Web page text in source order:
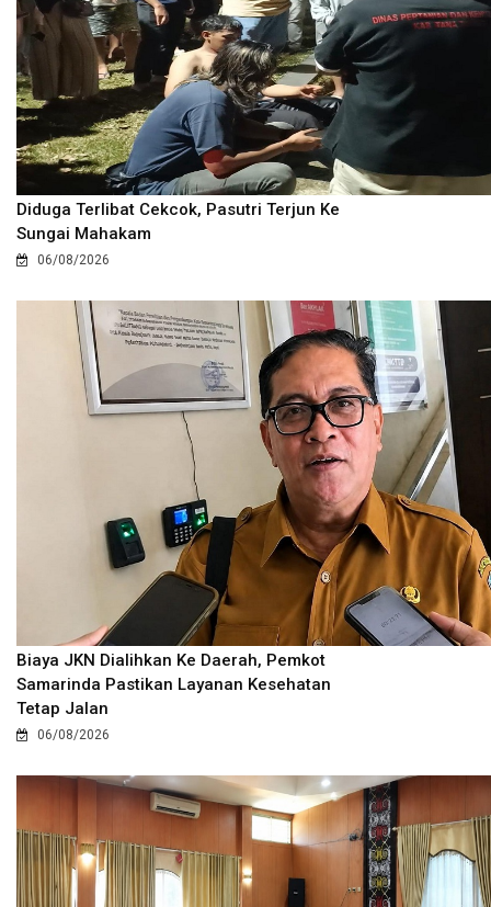
Diduga Terlibat Cekcok, Pasutri Terjun Ke
Sungai Mahakam
06/08/2026
Biaya JKN Dialihkan Ke Daerah, Pemkot
Samarinda Pastikan Layanan Kesehatan
Tetap Jalan
06/08/2026